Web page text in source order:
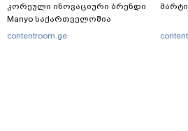
კორეული ინოვაციური ბრენდი
Manyo საქართველოშია
contentroom.ge